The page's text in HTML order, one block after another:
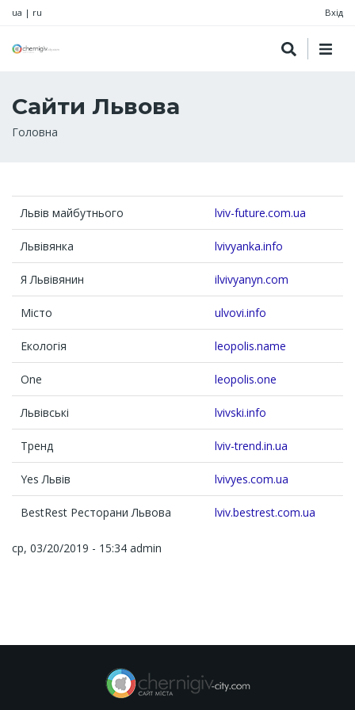
ua | ru Вхід
Сайти Львова
Рядок
Головна
Львів майбутнього lviv-future.com.ua
Львівянка lvivyanka.info
Я Львівянин ilvivyanyn.com
Місто ulvovi.info
Екологія leopolis.name
One leopolis.one
Львівські lvivski.info
Тренд lviv-trend.in.ua
Yes Львів lvivyes.com.ua
BestRest Ресторани Львова lviv.bestrest.com.ua
ср, 03/20/2019 - 15:34 admin